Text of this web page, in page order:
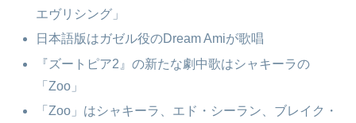
エヴリシング」
日本語版はガゼル役のDream Amiが歌唱
『ズートピア2』の新たな劇中歌はシャキーラの
「Zoo」
「Zoo」はシャキーラ、エド・シーラン、ブレイク・